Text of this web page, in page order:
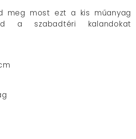
meg most ezt a kis műanyag
a szabadtéri kalandokat